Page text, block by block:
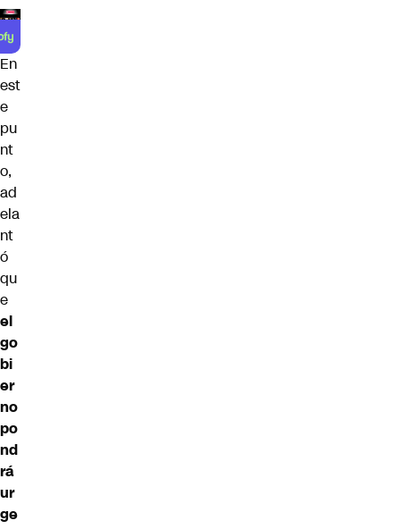
En
est
e
pu
nt
o,
ad
ela
nt
ó
qu
e
el
go
bi
er
no
po
nd
rá
ur
ge